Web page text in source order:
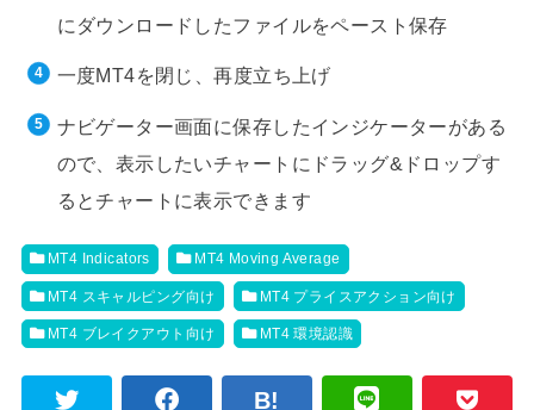
にダウンロードしたファイルをペースト保存
一度MT4を閉じ、再度立ち上げ
ナビゲーター画面に保存したインジケーターがある
ので、表示したいチャートにドラッグ&ドロップす
るとチャートに表示できます
MT4 Indicators MT4 Moving Average
MT4 スキャルピング向け MT4 プライスアクション向け
MT4 ブレイクアウト向け MT4 環境認識